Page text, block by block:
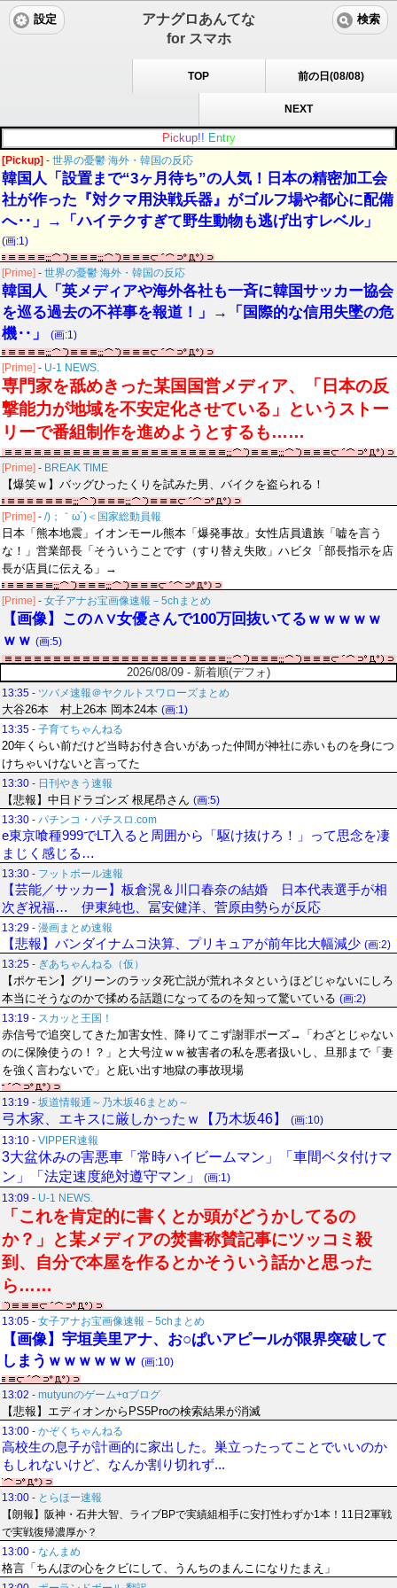
アナグロあんてな
for スマホ
設定 検索
TOP 前の日(08/08)
NEXT
Pic kup!! Entry
[Pickup] - 世界の憂鬱 海外・韓国の反応
韓国人「設置まで“3ヶ月待ち”の人気！日本の精密加工会
社が作った『対クマ用決戦兵器』がゴルフ場や都心に配備
へ‥」→「ハイテクすぎて野生動物も逃げ出すレベル」
(画:1)
[Prime] - 世界の憂鬱 海外・韓国の反応
韓国人「英メディアや海外各社も一斉に韓国サッカー協会
を巡る過去の不祥事を報道！」→「国際的な信用失墜の危
機‥」
(画:1)
[Prime] - U-1 NEWS.
専門家を舐めきった某国国営メディア、「日本の反
撃能力が地域を不安定化させている」というストー
リーで番組制作を進めようとするも……
[Prime] - BREAK TIME
【爆笑ｗ】バッグひったくりを試みた男、バイクを盗られる！
[Prime] - /)；｀ω´)＜国家総動員報
日本「熊本地震」イオンモール熊本「爆発事故」女性店員遺族「嘘を言う
な！」営業部長「そういうことです（すり替え失敗」ハビタ「部長指示を店
長が店員に伝える」→
[Prime] - 女子アナお宝画像速報－5chまとめ
【画像】この∧∨女優さんで100万回抜いてるｗｗｗｗｗ
ｗｗ (画:5)
2026/08/09 - 新着順(デフォ)
13:35 - ツバメ速報＠ヤクルトスワローズまとめ
大谷26本 村上26本 岡本24本 (画:1)
13:35 - 子育てちゃんねる
20年くらい前だけど当時お付き合いがあった仲間が神社に赤いものを身につ
けちゃいけないと言ってた
13:30 - 日刊やきう速報
【悲報】中日ドラゴンズ 根尾昂さん (画:5)
13:30 - パチンコ・パチスロ.com
e東京喰種999でLT入ると周囲から「駆け抜けろ！」って思念を凄
まじく感じる…
13:30 - フットボール速報
【芸能／サッカー】板倉滉＆川口春奈の結婚 日本代表選手が相
次ぎ祝福… 伊東純也、冨安健洋、菅原由勢らが反応
13:29 - 漫画まとめ速報
【悲報】バンダイナムコ決算、プリキュアが前年比大幅減少 (画:2)
13:25 - ぎあちゃんねる（仮）
【ポケモン】グリーンのラッタ死亡説が荒れネタというほどじゃないにしろ
本当にそうなのかで揉める話題になってるのを知って驚いている (画:2)
13:19 - スカッと王国！
赤信号で追突してきた加害女性、降りてこず謝罪ポーズ→「わざとじゃない
のに保険使うの！？」と大号泣ｗｗ被害者の私を悪者扱いし、旦那まで「妻
を強く言わないで」と庇い出す地獄の事故現場
13:19 - 坂道情報通～乃木坂46まとめ～
弓木家、エキスに厳しかったｗ【乃木坂46】
(画:10)
13:10 - VIPPER速報
3大盆休みの害悪車「常時ハイビームマン」「車間ベタ付けマ
ン」「法定速度絶対遵守マン」
(画:1)
13:09 - U-1 NEWS.
「これを肯定的に書くとか頭がどうかしてるの
か？」と某メディアの焚書称賛記事にツッコミ殺
到、自分で本屋を作るとかそういう話かと思った
ら……
13:05 - 女子アナお宝画像速報－5chまとめ
【画像】宇垣美里アナ、お○ぱいアピールが限界突破して
しまうｗｗｗｗｗｗ (画:10)
13:02 - mutyunのゲーム+αブログ
【悲報】エディオンからPS5Proの検索結果が消滅
13:00 - かぞくちゃんねる
高校生の息子が計画的に家出した。巣立ったってことでいいのか
もしれないけど、なんか割り切れず...
13:00 - とらほー速報
【朗報】阪神・石井大智、ライブBPで実績組相手に安打性わずか1本！11日2軍戦
で実戦復帰濃厚か？
13:00 - なんまめ
格言「ちんぽの心をクビにして、うんちのまんこになりたまえ」